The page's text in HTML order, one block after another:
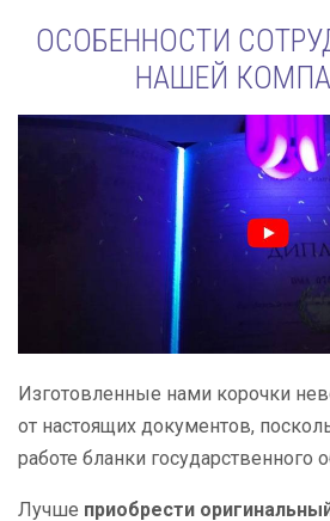
ОСОБЕННОСТИ
НАШЕЙ
Изготовленные нами корочки
от настоящих документов,
работе бланки государственного
Лучше приобрести